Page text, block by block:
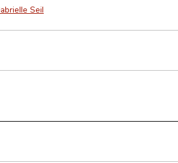
Seil